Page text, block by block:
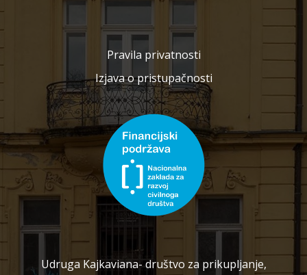
Pravila privatnosti
Izjava o pristupačnosti
Udruga Kajkaviana- društvo za prikupljanje,